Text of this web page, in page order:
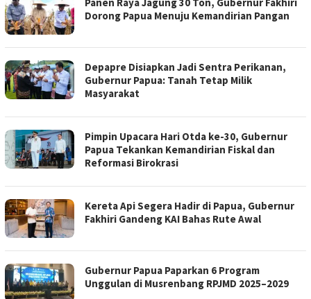
Panen Raya Jagung 30 Ton, Gubernur Fakhiri
Dorong Papua Menuju Kemandirian Pangan
Depapre Disiapkan Jadi Sentra Perikanan,
Gubernur Papua: Tanah Tetap Milik
Masyarakat
Pimpin Upacara Hari Otda ke-30, Gubernur
Papua Tekankan Kemandirian Fiskal dan
Reformasi Birokrasi
Kereta Api Segera Hadir di Papua, Gubernur
Fakhiri Gandeng KAI Bahas Rute Awal
Gubernur Papua Paparkan 6 Program
Unggulan di Musrenbang RPJMD 2025–2029